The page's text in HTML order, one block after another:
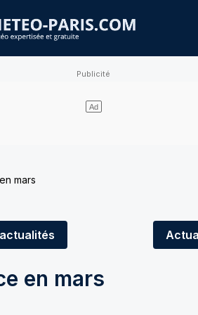
mars
en mars